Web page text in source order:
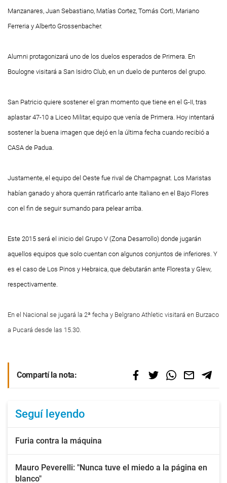
Manzanares, Juan Sebastiano, Matías Cortez, Tomás Corti, Mariano
Ferreria y Alberto Grossenbacher.
Alumni protagonizará uno de los duelos esperados de Primera. En
Boulogne visitará a San Isidro Club, en un duelo de punteros del grupo.
San Patricio quiere sostener el gran momento que tiene en el G-II, tras
aplastar 47-10 a Liceo Militar, equipo que venía de Primera. Hoy intentará
sostener la buena imagen que dejó en la última fecha cuando recibió a
CASA de Padua.
Justamente, el equipo del Oeste fue rival de Champagnat. Los Maristas
habían ganado y ahora querrán ratificarlo ante Italiano en el Bajo Flores
con el fin de seguir sumando para pelear arriba.
Este 2015 será el inicio del Grupo V (Zona Desarrollo) donde jugarán
aquellos equipos que solo cuentan con algunos conjuntos de inferiores. Y
es el caso de Los Pinos y Hebraica, que debutarán ante Floresta y Glew,
respectivamente.
En el Nacional se jugará la 2ª fecha y Belgrano Athletic visitará en Burzaco
a Pucará desde las 15.30.
Compartí la nota:
Seguí leyendo
Furia contra la máquina
Mauro Peverelli: "Nunca tuve el miedo a la página en
blanco"